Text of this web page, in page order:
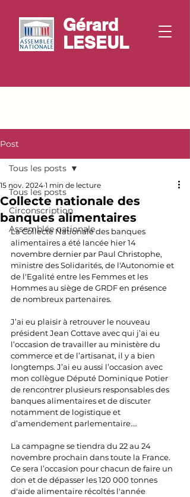
Gérard
LESEUL
Post
Tous les posts
Circonscription
Assemblée nationale
Tous les posts
Collecte nationale des
banques alimentaires
15 nov. 2024 1 min de lecture
La Collecte Nationale des banques
alimentaires a été lancée hier 14
novembre dernier par Paul Christophe,
ministre des Solidarités, de l'Autonomie et
de l'Egalité entre les Femmes et les
Hommes au siège de GRDF en présence
de nombreux partenaires.
J’ai eu plaisir à retrouver le nouveau
président Jean Cottave avec qui j’ai eu
l’occasion de travailler au ministère du
commerce et de l’artisanat, il y a bien
longtemps. J’ai eu aussi l’occasion avec
mon collègue Député Dominique Potier
de rencontrer plusieurs responsables des
banques alimentaires et de discuter
notamment de logistique et
d’amendement parlementaire….
La campagne se tiendra du 22 au 24
novembre prochain dans toute la France.
Ce sera l’occasion pour chacun de faire un
don et de dépasser les 120 000 tonnes
d'aide alimentaire récoltés l'année